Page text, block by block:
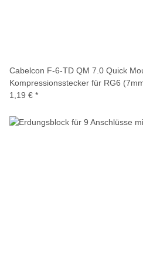
Cabelcon F-6-TD QM 7.0 Quick
Kompressionsstecker für RG6
1,19 € *